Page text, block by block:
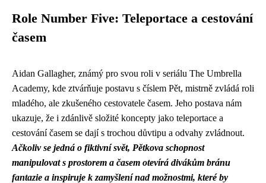
Role Number Five: Teleportace a cestování
časem
Aidan Gallagher, známý pro svou roli v seriálu The Umbrella
Academy, kde ztvárňuje postavu s číslem Pět, mistrně zvládá roli
mladého, ale zkušeného cestovatele časem. Jeho postava nám
ukazuje, že i zdánlivě složité koncepty jako teleportace a
cestování časem se dají s trochou důvtipu a odvahy zvládnout.
Ačkoliv se jedná o fiktivní svět, Pětkova schopnost
manipulovat s prostorem a časem otevírá divákům bránu
fantazie a inspiruje k zamyšlení nad možnostmi, které by